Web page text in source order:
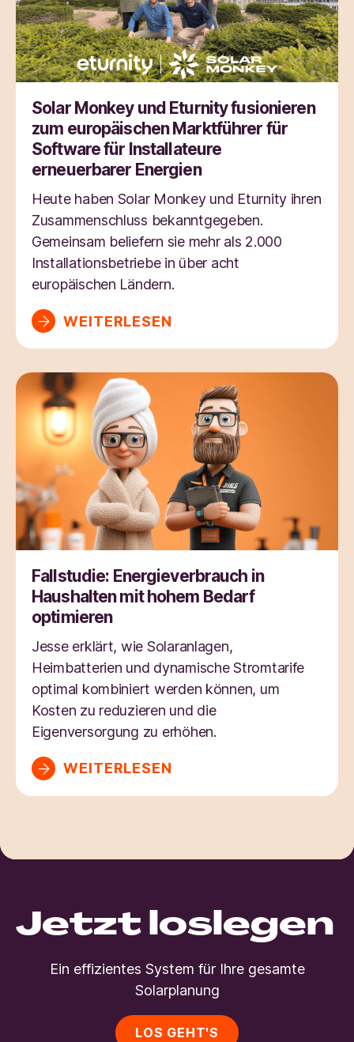
Solar Monkey und Eturnity fusionieren
zum europäischen Marktführer für
Software für Installateure
erneuerbarer Energien
Heute haben Solar Monkey und Eturnity ihren
Zusammenschluss bekanntgegeben.
Gemeinsam beliefern sie mehr als 2.000
Installationsbetriebe in über acht
europäischen Ländern.
WEITERLESEN
Fallstudie: Energieverbrauch in
Haushalten mit hohem Bedarf
optimieren
Jesse erklärt, wie Solaranlagen,
Heimbatterien und dynamische Stromtarife
optimal kombiniert werden können, um
Kosten zu reduzieren und die
Eigenversorgung zu erhöhen.
WEITERLESEN
Jetzt loslegen
Ein effizientes System für Ihre gesamte
Solarplanung
LOS GEHT'S